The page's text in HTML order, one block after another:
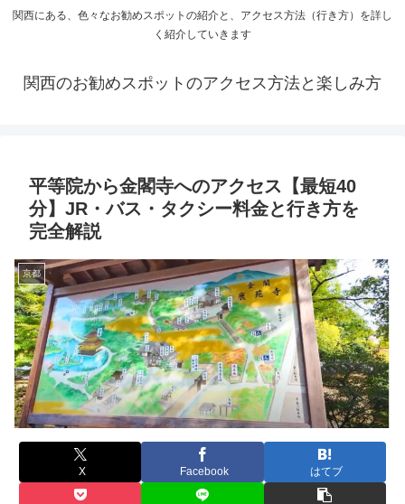
関西にある、色々なお勧めスポットの紹介と、アクセス方法（行き方）を詳し
く紹介していきます
関西のお勧めスポットのアクセス方法と楽しみ方
平等院から金閣寺へのアクセス【最短40
分】JR・バス・タクシー料金と行き方を
完全解説
京都
X Facebook はてブ